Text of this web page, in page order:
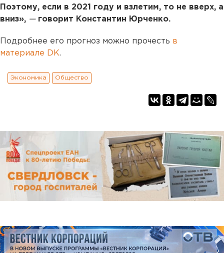
Поэтому, если в 2021 году и взлетим, то не вверх, а
вниз», —говорит Константин Юрченко.
Подробнее его прогноз можно прочесть в
материале DK.
Экономика Общество